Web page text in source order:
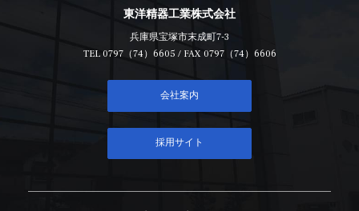
東洋精器工業株式会社
兵庫県宝塚市末成町7-3
TEL 0797（74）6605 / FAX 0797（74）6606
会社案内
採用サイト